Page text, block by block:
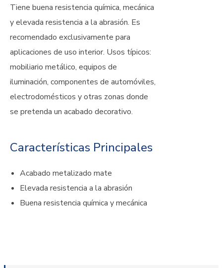
Tiene buena resistencia química, mecánica
y elevada resistencia a la abrasión. Es
recomendado exclusivamente para
aplicaciones de uso interior. Usos típicos:
mobiliario metálico, equipos de
iluminación, componentes de automóviles,
electrodomésticos y otras zonas donde
se pretenda un acabado decorativo.
Características Principales
Acabado metalizado mate
Elevada resistencia a la abrasión
Buena resistencia química y mecánica